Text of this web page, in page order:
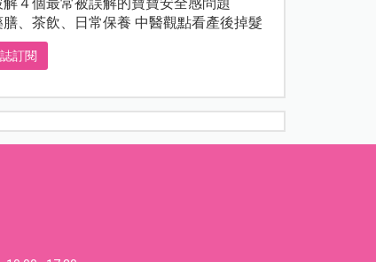
解４個最常被誤解的寶寶安全感問題
膳、茶飲、日常保養 中醫觀點看產後掉髮
訂閱